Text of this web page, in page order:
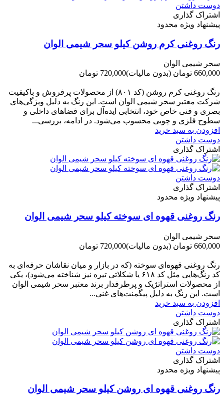
دوست داشتن
اشتراک گذاری
پیشنهاد ویژه محدود
رنگ روغنی کرم روشن کیلو سحر شیمی الوان
سحر شیمی الوان
660,000 تومان
(بدون مالیات)720,000 تومان
رنگ روغنی کرم روشن (کد ۸۰۱) از محصولات پرفروش و باکیفیت
شرکت‌ معتبر سحر شیمی الوان است. این رنگ به دلیل ویژگی‌های
بصری و فنی خاص خود، انتخابی ایده‌آل برای فضاهای داخلی و
سطوح فلزی و چوبی محسوب می‌شود. در ادامه، بررسی...
افزودن به سبد خرید
دوست داشتن
اشتراک گذاری
دوست داشتن
اشتراک گذاری
پیشنهاد ویژه محدود
رنگ روغنی قهوه ای سوخته کیلو سحر شیمی الوان
سحر شیمی الوان
660,000 تومان
(بدون مالیات)720,000 تومان
رنگ روغنی قهوه‌ای سوخته (که در بازار و میان نقاشان حرفه‌ای به
کد رنگ‌هایی مثل کد ۶۱۸ یا شکلاتی تیره نیز شناخته می‌شود)، یکی
از محصولات استراتژیک و پرطرفدار برند معتبر سحر شیمی الوان
است. این رنگ به دلیل پیگمنت‌های غنی...
افزودن به سبد خرید
دوست داشتن
اشتراک گذاری
دوست داشتن
اشتراک گذاری
پیشنهاد ویژه محدود
رنگ روغنی قهوه ای روشن کیلو سحر شیمی الوان